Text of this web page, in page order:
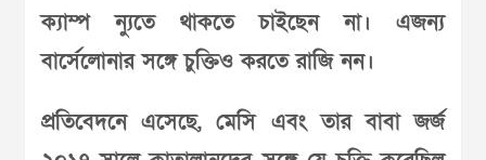
ক‌্যাম্প ন‌্যুতে থাকতে চাইছেন না। এজন‌্য
বার্সেলোনার সঙ্গে চুক্তিও করতে রাজি নন।
প্রতিবেদনে এসেছে, মেসি এবং তার বাবা জর্জ